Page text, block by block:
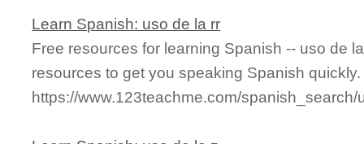
Learn Spanish: uso de la rr
Free resources for learning Spanish -- uso de
resources to get you speaking Spanish quickly.
https://www.123teachme.com/spanish_search/